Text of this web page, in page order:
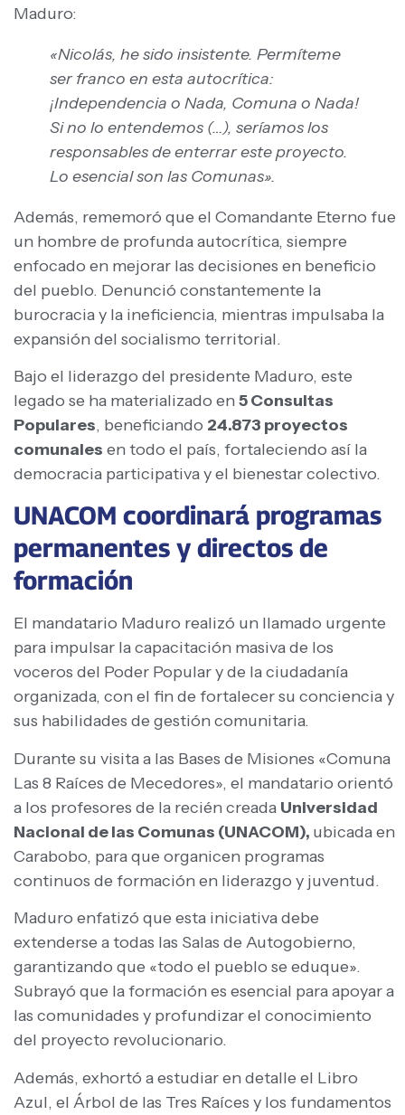
Maduro:
«Nicolás, he sido insistente. Permíteme
ser franco en esta autocrítica:
¡Independencia o Nada, Comuna o Nada!
Si no lo entendemos (…), seríamos los
responsables de enterrar este proyecto.
Lo esencial son las Comunas».
Además, rememoró que el Comandante Eterno fue
un hombre de profunda autocrítica, siempre
enfocado en mejorar las decisiones en beneficio
del pueblo. Denunció constantemente la
burocracia y la ineficiencia, mientras impulsaba la
expansión del socialismo territorial.
Bajo el liderazgo del presidente Maduro, este
legado se ha materializado en5 Consultas
Populares, beneficiando 24.873 proyectos
comunales en todo el país, fortaleciendo así la
democracia participativa y el bienestar colectivo.
UNACOM coordinará programas
permanentes y directos de
formación
El mandatario Maduro realizó un llamado urgente
para impulsar la capacitación masiva de los
voceros del Poder Popular y de la ciudadanía
organizada, con el fin de fortalecer su conciencia y
sus habilidades de gestión comunitaria.
Durante su visita a las Bases de Misiones «Comuna
Las 8 Raíces de Mecedores», el mandatario orientó
a los profesores de la recién creada Universidad
Nacional de las Comunas (UNACOM), ubicada en
Carabobo, para que organicen programas
continuos de formación en liderazgo y juventud.
Maduro enfatizó que esta iniciativa debe
extenderse a todas las Salas de Autogobierno,
garantizando que «todo el pueblo se eduque».
Subrayó que la formación es esencial para apoyar a
las comunidades y profundizar el conocimiento
del proyecto revolucionario.
Además, exhortó a estudiar en detalle el Libro
Azul, el Árbol de las Tres Raíces y los fundamentos